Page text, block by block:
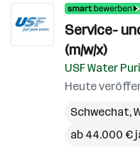
Service-
(m/w/x)
USF Water
Heute
Schwechat,
ab 44.000 €